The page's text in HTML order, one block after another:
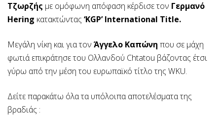
Τζωρζής με ομόφωνη απόφαση κέρδισε τον Γερμανό
Hering κατακτώντας ‘KGP’ International Title.
Μεγάλη νίκη και για τον Άγγελο Καπώνη που σε μάχη
φωτιά επικράτησε του Ολλανδού Chtatou βάζοντας έτσι
γύρω από την μέση του ευρωπαϊκό τίτλο της WKU.
Δείτε παρακάτω όλα τα υπόλοιπα αποτελέσματα της
βραδιάς :